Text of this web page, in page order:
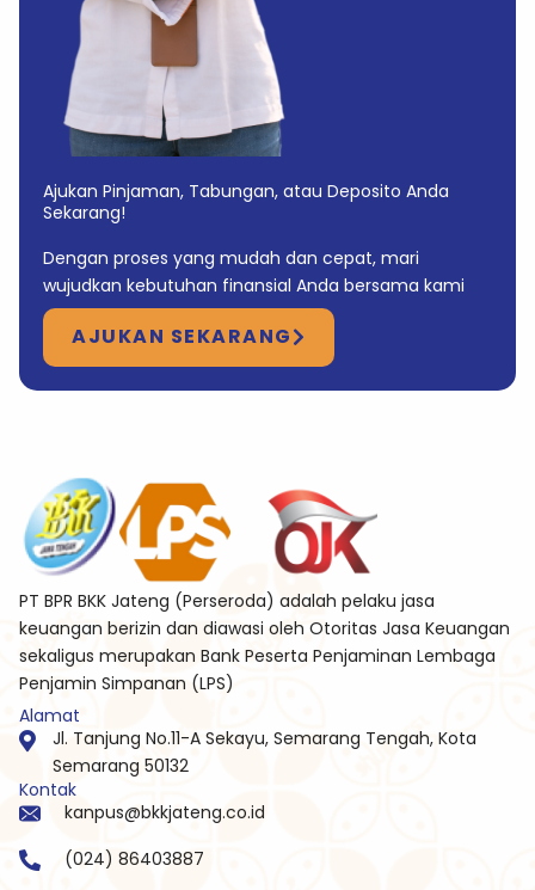
Ajukan Pinjaman, Tabungan, atau Deposito Anda
Sekarang!
Dengan proses yang mudah dan cepat, mari
wujudkan kebutuhan finansial Anda bersama kami
AJUKAN SEKARANG
PT BPR BKK Jateng (Perseroda) adalah pelaku jasa
keuangan berizin dan diawasi oleh Otoritas Jasa Keuangan
sekaligus merupakan Bank Peserta Penjaminan Lembaga
Penjamin Simpanan (LPS)
Alamat
Jl. Tanjung No.11-A Sekayu, Semarang Tengah, Kota
Semarang 50132
Kontak
kanpus@bkkjateng.co.id
(024) 86403887